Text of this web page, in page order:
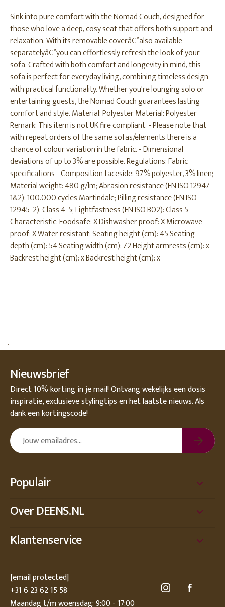
Sink into pure comfort with the Nomad Couch, designed for
those who love a deep, cosy seat that offers both support and
relaxation. With its removable coverâ€”also available
separatelyâ€”you can effortlessly refresh the look of your
sofa. Crafted with both comfort and longevity in mind, this
sofa is perfect for everyday living, combining timeless design
with practical functionality. Whether you're lounging solo or
entertaining guests, the Nomad Couch guarantees lasting
comfort and style. Material: Polyester Material: Polyester
Remark: This item is not UK fire compliant. - Please note that
with repeat orders of the same sofas/elements there is a
chance of colour variation in the fabric. - Dimensional
deviations of up to 3% are possible. Regulations: Fabric
specifications - Composition faceside: 97% polyester, 3% linen;
Material weight: 480 g/lm; Abrasion resistance (EN ISO 12947
1&2): 100.000 cycles Martindale; Pilling resistance (EN ISO
12945-2): Class 4-5; Lightfastness (EN ISO B02): Class 5
Characteristic: Foodsafe: X Dishwasher proof: X Microwave
proof: X Water resistant: Seating height (cm): 45 Seating
depth (cm): 54 Seating width (cm): 72 Height armrests (cm): x
Backrest height (cm): x Backrest height (cm): x
.
Nieuwsbrief
Direct 10% korting in je mail! Ontvang wekelijks een dosis
inspiratie, exclusieve stylingtips en het laatste nieuws. Als
dank een kortingscode!
Populair
Over DEENS.NL
Klantenservice
[email protected]
+31 6 23 62 15 58
Maandag t/m woensdag: 9:00 - 17:00